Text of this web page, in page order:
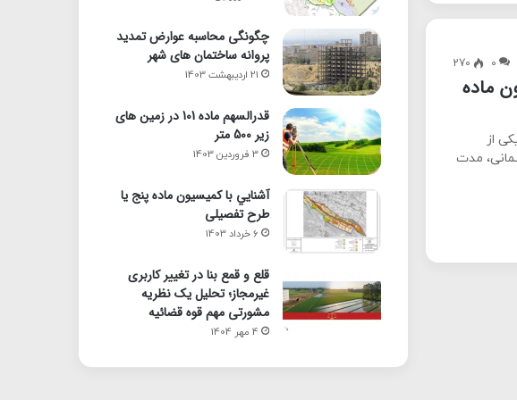
0
270
ماده
از
مدت
چگونگی محاسبه عوارض تمدید
پروانه ساختمان های شهر
21 اردیبهشت 1403
قدرالسهم ماده 101 در زمین های
زیر 500 متر
3 فروردین 1403
آشنايي با كميسيون ماده پنج یا
طرح تفصیلی
6 خرداد 1403
قلع و قمع بنا در تغییر کاربری
غیرمجاز؛ تحلیل یک نظریه
مشورتی مهم قوه قضائیه
4 مهر 1404